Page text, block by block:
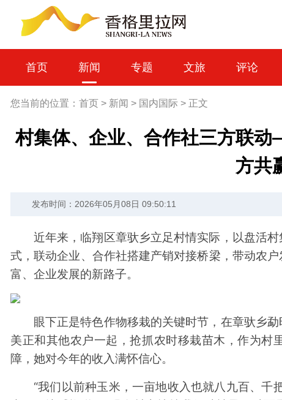
首页 新闻 专题 文旅 评论
您当前的位置： 首页 > 新闻 > 国内国际 > 正文
村集体、企业、合作社三方联
方共
发布时间：2026年05月08日 09:50:11
近年来，临翔区章驮乡立足村情实际，以盘活
式，联动企业、合作社搭建产销对接桥梁，带动农
富、企业发展的新路子。
眼下正是特色作物移栽的关键时节，在章驮乡
美正和其他农户一起，抢抓农时移栽苗木，作为村
障，她对今年的收入满怀信心。
“我们以前种玉米，一亩地收入也就八九百、千